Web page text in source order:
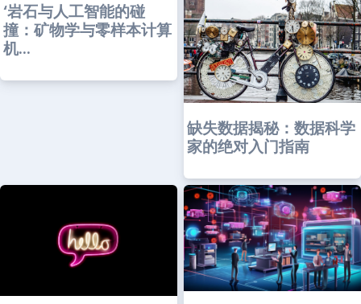
‘岩石与人工智能的碰
撞：矿物学与零样本计算
机...
缺失数据揭秘：数据科学
家的绝对入门指南